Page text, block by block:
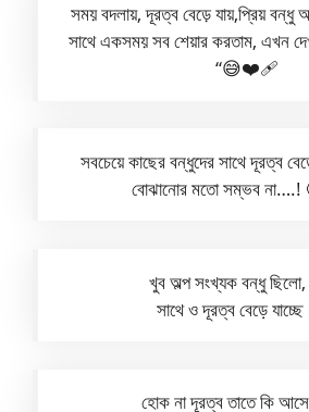
সময় বদলায়, দূরত্ব বেড়ে যায়,প্রিয় বন্ধু
সাথে একসময় সব শেয়ার করতাম, এখন
“😅❤️‍🩹
সবচেয়ে কাছের বন্ধুদের সাথে দূরত্ব
বোঝানোর মতো সম্ভব
খুব অল্প সংখ্যক বন্ধু ছিলো,
সাথে ও দূরত্ব বেড়ে
হোক না দূরত্ব তাতে কি